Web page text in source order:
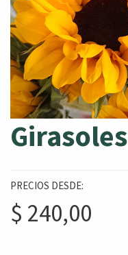
Girasoles
PRECIOS DESDE:
$ 240,00